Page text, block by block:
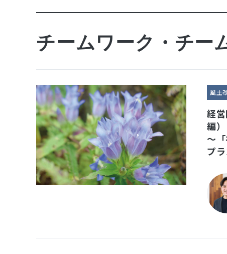
チームワーク・チー
風土
経
編）
～
プ